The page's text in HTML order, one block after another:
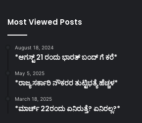
Most Viewed Posts
August 18, 2024
*ಆಗಸ್ಟ್ 21 ರಂದು ಭಾರತ್‌ ಬಂದ್‌ ಗೆ ಕರೆ*
May 5, 2025
*ರಾಜ್ಯ ಸರ್ಕಾರಿ ನೌಕರರ ತುಟ್ಟಿಭತ್ಯೆ ಹೆಚ್ಚಳ*
March 18, 2025
*ಮಾರ್ಚ್ 22ರಂದು ಏನಿರುತ್ತೆ? ಏನಿರಲ್ಲ?*